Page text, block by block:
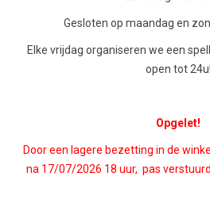
Gesloten op maandag en
Elke vrijdag organiseren we een
open tot 24u!
Opgelet!
Door een lagere bezetting in de
na 17/07/2026 18 uur, pas